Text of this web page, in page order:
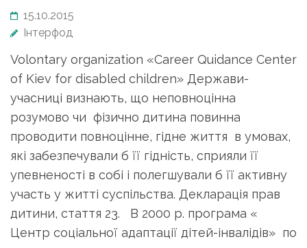
15.10.2015
Інтерфод
Volontary organization «Career Quidance Center
of Kiev for disabled children» Держави-
учасниці визнають, що неповноцінна
розумово чи фізично дитина повинна
проводити повноцінне, гідне життя в умовах,
які забезпечували б її гідність, сприяли її
упевненості в собі і полегшували б її активну
участь у житті суспільства. Декларація прав
дитини, стаття 23. В 2000 р. програма «
Центр соціальної адаптації дітей-інвалідів» по